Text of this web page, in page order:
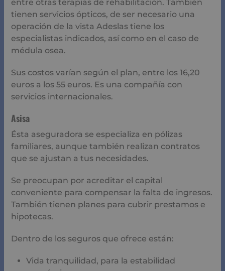
Dentro de los seguros que ofrece están:
Vida tranquilidad, para la estabilidad económica.
Vida mujer, especialmente para mujeres y en un
exclusivo caso para las que padecen de cáncer
ginecológico.
Vida hipoteca.
Vida retorno.
Tienen a su disposición unos 15 centros hospitalarios y
como 600 sedes asistenciales y 28 centros médicos.
Ofrecen una cobertura gratuita de asistencia dental. Esto
salud con una serie de especialidades.
Recomendaciones sobre seguros
médicos
Te hemos dejado como sugerencia las 3 mejores
existen algunas otras que también son excelentes en